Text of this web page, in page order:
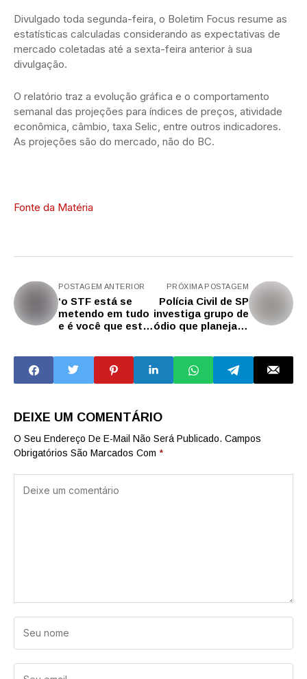
Divulgado toda segunda-feira, o Boletim Focus resume as
estatísticas calculadas considerando as expectativas de
mercado coletadas até a sexta-feira anterior à sua
divulgação.
O relatório traz a evolução gráfica e o comportamento
semanal das projeções para índices de preços, atividade
econômica, câmbio, taxa Selic, entre outros indicadores.
As projeções são do mercado, não do BC.
Fonte da Matéria
POSTAGEM ANTERIOR
‘o STF está se
metendo em tudo
e é você que está
joelhos!’
PRÓXIMA POSTAGEM
Polícia Civil de SP
investiga grupo de
ódio que planejava
DEIXE UM COMENTÁRIO
O Seu Endereço De E-Mail Não Será Publicado. Campos
Obrigatórios São Marcados Com *